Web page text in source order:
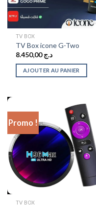
TV BOX
TV Box icone G-Two
د.ج8.450,00
AJOUTER AU PANIER
Promo !
TV BOX